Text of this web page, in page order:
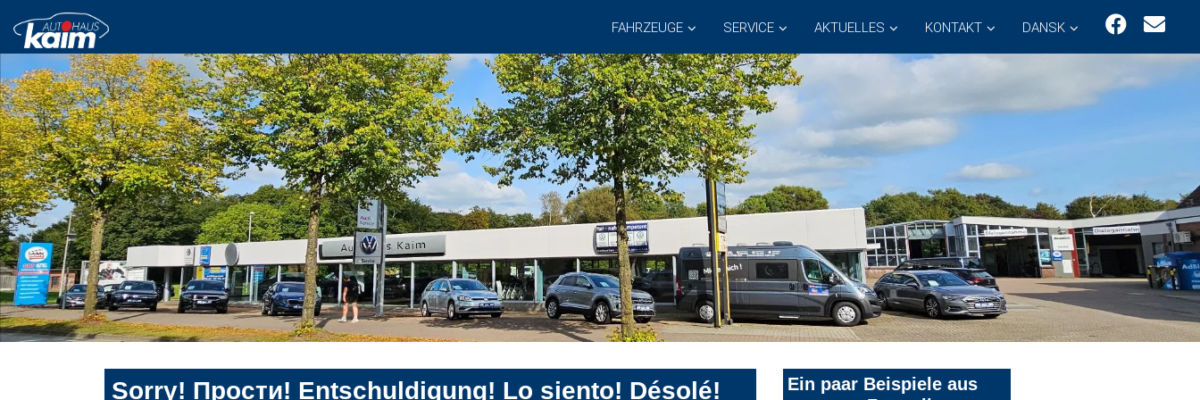
FAHRZEUGE SERVICE AKTUELLES KONTAKT DANSK
Sorry! Прости! Entschuldigung! Lo siento! Désolé!
Ein paar Beispiele aus